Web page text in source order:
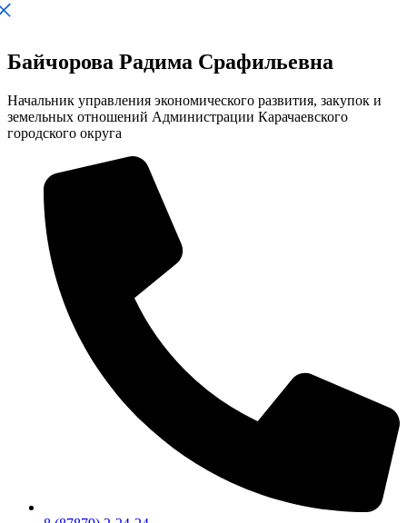
Байчорова Радима Срафильевна
Начальник управления экономического развития, закупок и
земельных отношений Администрации Карачаевского
городского округа